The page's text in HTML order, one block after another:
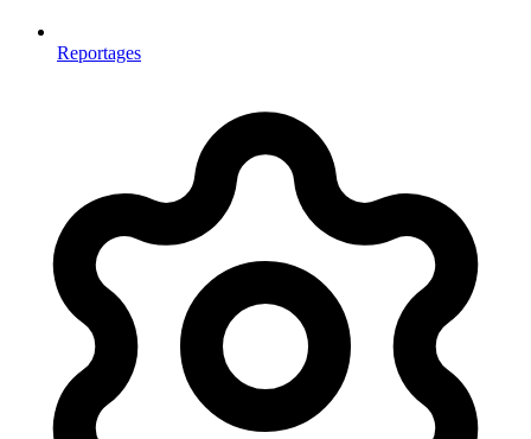
Reportages